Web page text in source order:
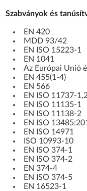
Szabványok és
EN 420
MDD 93/42
EN ISO 15223-1
EN 1041
Az Európai Unió
EN 455(1-4)
EN 566
EN ISO 11737-
EN ISO 11135-1
EN ISO 11138-2
EN ISO
EN ISO 14971
ISO 10993-10
EN ISO 374-1
EN ISO 374-2
EN 374-4
EN ISO 374-5
EN 16523-1